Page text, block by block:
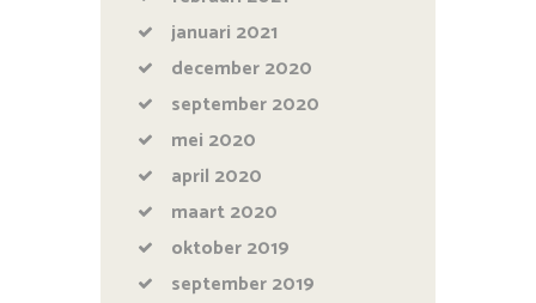
januari 2021
december2020
september2020
mei 2020
april 2020
maart2020
oktober2019
september2019